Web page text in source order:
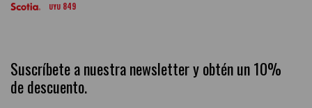
UYU 849
Suscríbete a nuestra newsletter y obtén un 10%
de descuento.